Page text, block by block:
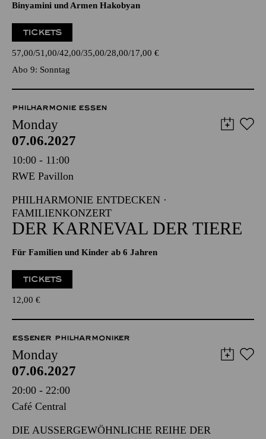
Binyamini und Armen Hakobyan
TICKETS
57,00 51,00 42,00 35,00 28,00 17,00 €
Abo 9: Sonntag
PHILHARMONIE ESSEN
Monday
07.06.2027
10:00 - 11:00
RWE Pavillon
PHILHARMONIE ENTDECKEN ·
FAMILIENKONZERT
DER KARNEVAL DER TIERE
Für Familien und Kinder ab 6 Jahren
TICKETS
12,00 €
ESSENER PHILHARMONIKER
Monday
07.06.2027
20:00 - 22:00
Café Central
DIE AUSSERGEWÖHNLICHE REIHE DER E